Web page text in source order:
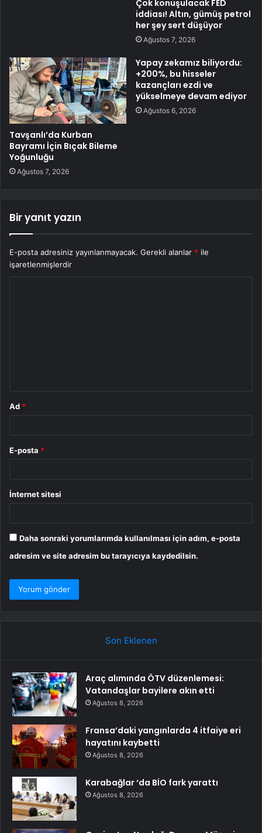
Çok konuşulacak FED
iddiası! Altın, gümüş petrol
her şey sert düşüyor
Ağustos 7, 2026
Tavşanlı’da Kurban
Bayramı İçin Bıçak Bileme
Yoğunluğu
Ağustos 7, 2026
Yapay zekamız biliyordu:
+200%, bu hisseler
kazançları ezdi ve
yükselmeye devam ediyor
Ağustos 6, 2026
Bir yanıt yazın
E-posta adresiniz yayınlanmayacak. Gerekli alanlar * ile
işaretlenmişlerdir
Ad *
E-posta *
İnternet sitesi
Daha sonraki yorumlarımda kullanılması için adım, e-posta
adresim ve site adresim bu tarayıcıya kaydedilsin.
Son Eklenen
Araç alımında ÖTV düzenlemesi:
Vatandaşlar bayilere akın etti
Ağustos 8, 2026
Fransa’daki yangınlarda 4 itfaiye eri
hayatını kaybetti
Ağustos 8, 2026
Karabağlar ‘da BİO fark yarattı
Ağustos 8, 2026